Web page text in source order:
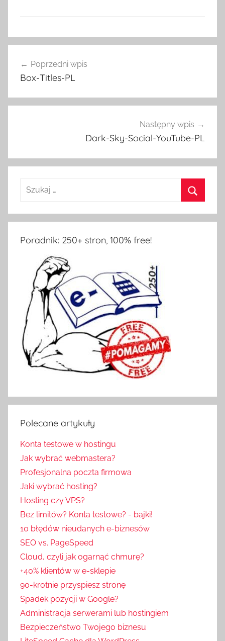
wpisu
Poprzedni wpis
Box-Titles-PL
Następny wpis
Dark-Sky-Social-YouTube-PL
Poradnik: 250+ stron, 100% free!
Polecane artykuły
Konta testowe w hostingu
Jak wybrać webmastera?
Profesjonalna poczta firmowa
Jaki wybrać hosting?
Hosting czy VPS?
Bez limitów? Konta testowe? - bajki!
10 błędów nieudanych e-biznesów
SEO vs. PageSpeed
Cloud, czyli jak ogarnąć chmurę?
+40% klientów w e-sklepie
90-krotnie przyspiesz stronę
Spadek pozycji w Google?
Administracja serwerami lub hostingiem
Bezpieczeństwo Twojego biznesu